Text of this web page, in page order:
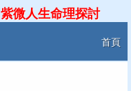
紫微人生命理探討
首頁